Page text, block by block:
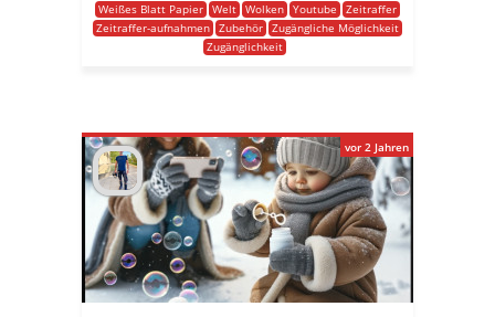
Weißes Blatt Papier Welt Wolken Youtube
Zeitraffer
Zeitraffer-aufnahmen Zubehör Zugängliche Möglichkeit
Zugänglichkeit
vor 2 Jahren